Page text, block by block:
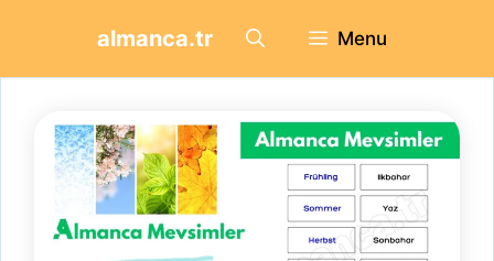
almanca.tr Menu